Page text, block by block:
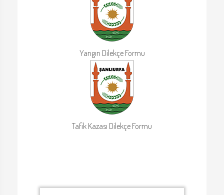
Yangın Dilekçe Formu
Tafik Kazası Dilekçe Formu